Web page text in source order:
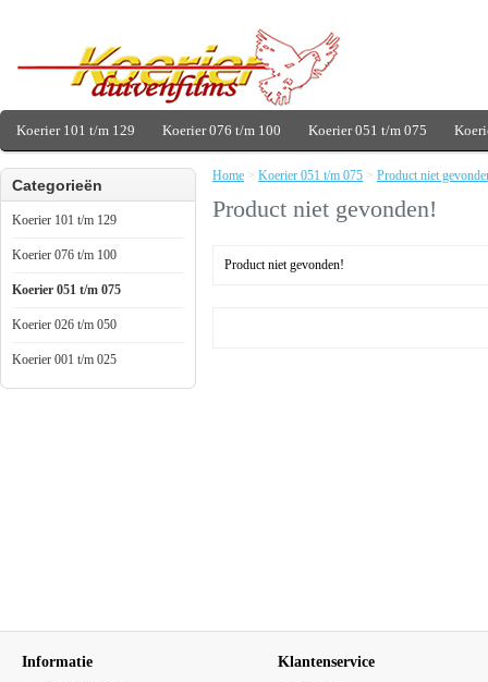
Koerier 101 t/m 129 Koerier 076 t/m 100 Koerier 051 t/m 075
Categorieën
Koerier 101 t/m 129
Koerier 076 t/m 100
Koerier 051 t/m 075
Koerier 026 t/m 050
Koerier 001 t/m 025
Home > Koerier 051 t/m 075 > Product niet
Product niet gevonden!
Product niet gevonden!
Informatie Klantenservice